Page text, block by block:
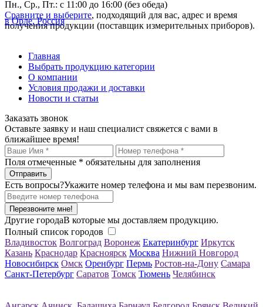
Пн., Ср., Пт.: с 11:00 до 16:00 (без обеда)
Сравните и выберите, подходящий для вас, адрес и время
получения продукции (поставщик измерительных приборов).
в Орле, Россия
Главная
Выбрать продукцию категории
О компании
Условия продажи и доставки
Новости и статьи
Заказать звонок
Оставьте заявку и наш специалист свяжется с вами в
ближайшее время!
Поля отмеченные * обязательны для заполнения
Есть вопросы?Укажите номер телефона и мы вам перезвоним.
Перезвоните мне!
Другие городаВ которые мы доставляем продукцию.
Полный список городов
Владивосток Волгоград Воронеж Екатеринбург Иркутск
Казань Краснодар Красноярск Москва Нижний Новгород
Новосибирск Омск Оренбург Пермь Ростов-на-Дону Самара
Санкт-Петербург Саратов Томск Тюмень Челябинск